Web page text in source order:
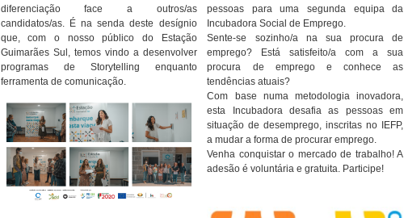
diferenciação face a outros/as
candidatos/as. É na senda deste desígnio
que, com o nosso público do Estação
Guimarães Sul, temos vindo a desenvolver
programas de Storytelling enquanto
ferramenta de comunicação.
pessoas para uma segunda equipa da
Incubadora Social de Emprego.
Sente-se sozinho/a na sua procura de
emprego? Está satisfeito/a com a sua
procura de emprego e conhece as
tendências atuais?
Com base numa metodologia inovadora,
esta Incubadora desafia as pessoas em
situação de desemprego, inscritas no IEFP,
a mudar a forma de procurar emprego.
Venha conquistar o mercado de trabalho! A
adesão é voluntária e gratuita. Participe!